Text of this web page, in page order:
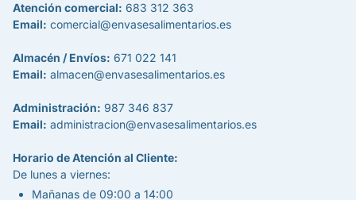
Atención comercial: 683 312 363
Email: comercial@envasesalimentarios.es
Almacén / Envíos: 671 022 141
Email: almacen@envasesalimentarios.es
Administración: 987 346 837
Email: administracion@envasesalimentarios.es
Horario de Atención al Cliente:
De lunes a viernes:
Mañanas de 09:00 a 14:00